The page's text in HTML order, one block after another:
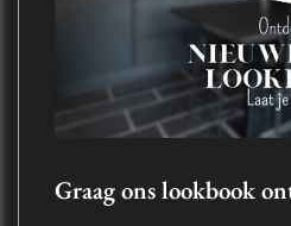
Graag ons lookbook